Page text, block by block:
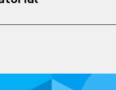
curador da mostra.